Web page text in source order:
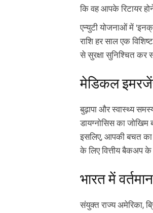
कि वह आपके रिटायर
एन्युटी योजनाओं में
राशि हर साल एक
से सुरक्षा सुनिश्चित कर
मेडिकल
बुढ़ापा और स्वास्थ्य
डायग्नोसिस का
इसलिए, आपकी बचत का
के लिए वित्तीय बैकअप
भारत में
संयुक्त राज्य अमेरिका,